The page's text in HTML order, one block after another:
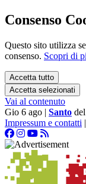
Consenso
Questo sito utilizza
consenso. Scopri di
Accetta tutto
Accetta selezionati
Vai al contenuto
Gio 6 ago | Santo
Impressum e contatti |